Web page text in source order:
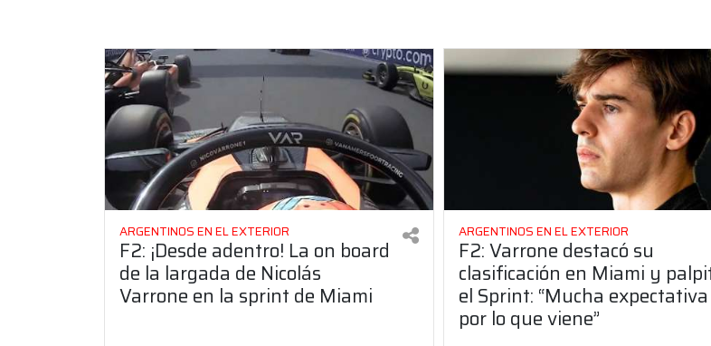
ARGENTINOS EN EL EXTERIOR
F2: ¡Desde adentro! La on board
de la largada de Nicolás
Varrone en la sprint de Miami
ARGENTINOS EN EL EXTERIOR
F2: Varrone destacó su
clasificación en Miami y
el Sprint: “Mucha expectativa
por lo que viene”